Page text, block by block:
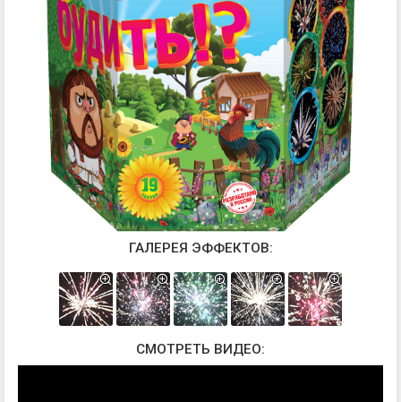
ГАЛЕРЕЯ ЭФФЕКТОВ:
СМОТРЕТЬ ВИДЕО: